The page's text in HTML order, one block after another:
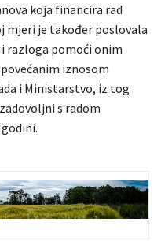
koja financira rad
mjeri je također poslovala
razloga pomoći onim
iznosom
i Ministarstvo, iz tog
s radom